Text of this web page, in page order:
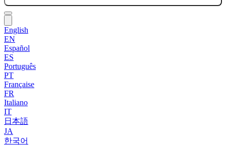
English
EN
Español
ES
Português
PT
Française
FR
Italiano
IT
日本語
JA
한국어